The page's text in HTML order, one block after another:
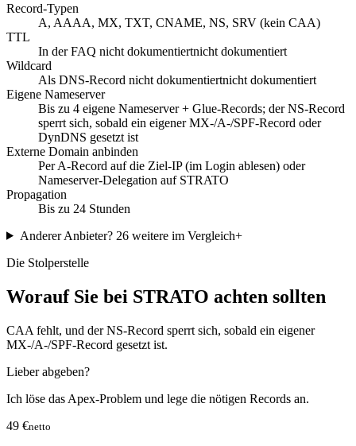
Record-Typen
A, AAAA, MX, TXT, CNAME, NS, SRV (kein CAA)
TTL
In der FAQ nicht dokumentiertnicht dokumentiert
Wildcard
Als DNS-Record nicht dokumentiertnicht dokumentiert
Eigene Nameserver
Bis zu 4 eigene Nameserver + Glue-Records; der NS-Record
sperrt sich, sobald ein eigener MX-/A-/SPF-Record oder
DynDNS gesetzt ist
Externe Domain anbinden
Per A-Record auf die Ziel-IP (im Login ablesen) oder
Nameserver-Delegation auf STRATO
Propagation
Bis zu 24 Stunden
Anderer Anbieter? 26 weitere im Vergleich+
Die Stolperstelle
Worauf Sie bei STRATO achten sollten
CAA fehlt, und der NS-Record sperrt sich, sobald ein eigener
MX-/A-/SPF-Record gesetzt ist.
Lieber abgeben?
Ich löse das Apex-Problem und lege die nötigen Records an.
49 €netto